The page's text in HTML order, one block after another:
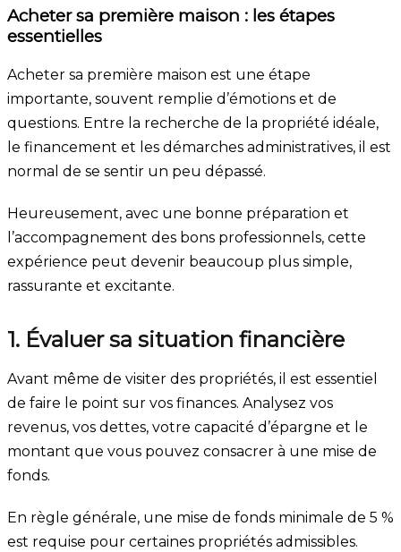
Acheter sa première maison : les étapes
essentielles
Acheter sa première maison est une étape
importante, souvent remplie d’émotions et de
questions. Entre la recherche de la propriété idéale,
le financement et les démarches administratives, il est
normal de se sentir un peu dépassé.
Heureusement, avec une bonne préparation et
l’accompagnement des bons professionnels, cette
expérience peut devenir beaucoup plus simple,
rassurante et excitante.
1. Évaluer sa situation financière
Avant même de visiter des propriétés, il est essentiel
de faire le point sur vos finances. Analysez vos
revenus, vos dettes, votre capacité d’épargne et le
montant que vous pouvez consacrer à une mise de
fonds.
En règle générale, une mise de fonds minimale de 5 %
est requise pour certaines propriétés admissibles.